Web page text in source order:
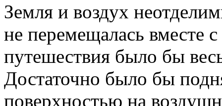
Земля и воздух
не перемещалась вместе
путешествия было бы
Достаточно было бы
поверхностью на